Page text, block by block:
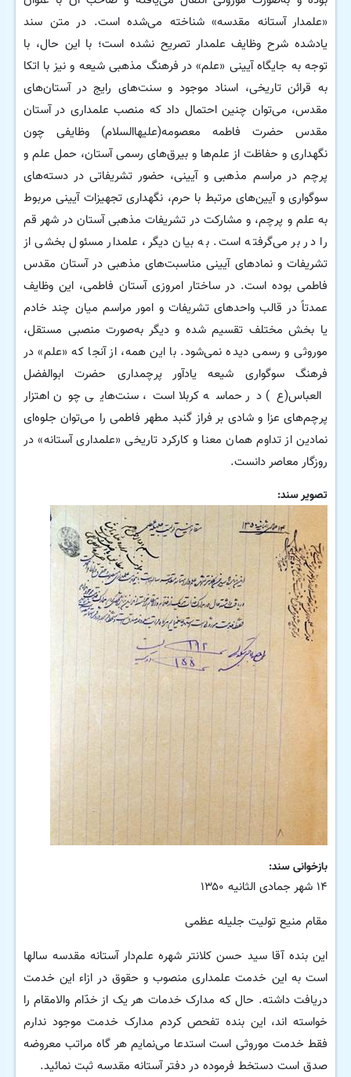
«علمدار آستانه مقدسه» شناخته می‌شده است. در متن سند
یادشده شرح وظایف علمدار تصریح نشده است؛ با این حال، با
توجه به جایگاه آیینی «علم» در فرهنگ مذهبی شیعه و نیز با اتکا
به قرائن تاریخی، اسناد موجود و سنت‌های رایج در آستان‌های
مقدس، می‌توان چنین احتمال داد که منصب علمداری در آستان
مقدس حضرت فاطمه معصومه(علیهاالسلام) وظایفی چون
نگهداری و حفاظت از علم‌ها و بیرق‌های رسمی آستان، حمل علم و
پرچم در مراسم مذهبی و آیینی، حضور تشریفاتی در دسته‌های
سوگواری و آیین‌های مرتبط با حرم، نگهداری تجهیزات آیینی مربوط
به علم و پرچم، و مشارکت در تشریفات مذهبی آستان در شهر قم
را در بر می‌گرفته است. به بیان دیگر، علمدار مسئول بخشی از
تشریفات و نمادهای آیینی مناسبت‌های مذهبی در آستان مقدس
فاطمی بوده است. در ساختار امروزی آستان فاطمی، این وظایف
عمدتاً در قالب واحدهای تشریفات و امور مراسم میان چند خادم
یا بخش مختلف تقسیم شده و دیگر به‌صورت منصبی مستقل،
موروثی و رسمی دیده نمی‌شود. با این همه، از آنجا که «علم» در
فرهنگ سوگواری شیعه یادآور پرچمداری حضرت ابوالفضل
العباس(ع) در حماسه کربلا است، سنت‌هایی چون اهتزار
پرچم‌های عزا و شادی بر فراز گنبد مطهر فاطمی را می‌توان جلوه‌ای
نمادین از تداوم همان معنا و کارکرد تاریخی «علمداری آستانه» در
روزگار معاصر دانست.
تصویر سند:
بازخوانی سند:
۱۴ شهر جمادی الثانیه ۱۳۵۰
مقام منیع تولیت جلیله عظمی
این بنده آقا سید حسن کلانتر شهره علم‌دار آستانه مقدسه سالها
است به این خدمت علمداری منصوب و حقوق در ازاء این خدمت
دریافت داشته. حال که مدارک خدمات هر یک از خدّام والامقام را
خواسته اند، این بنده تفحص کردم مدارک خدمت موجود ندارم
فقط خدمت موروثی است استدعا می‌نمایم هر گاه مراتب معروضه
صدق است دستخط فرموده در دفتر آستانه مقدسه ثبت نمائید.